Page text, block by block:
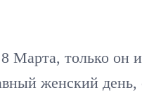
только он
женский день,